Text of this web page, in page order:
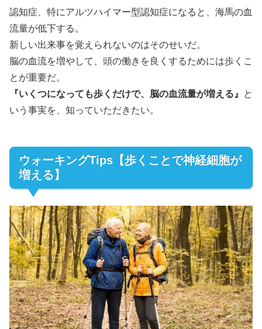
認知症、特にアルツハイマー型認知症になると、海馬の血
流量が低下する。
新しい出来事を覚えられないのはそのせいだ。
脳の血流を増やして、頭の働きを良くするためには歩くこ
とが重要だ。
『いくつになっても歩くだけで、脳の血流量が増える』
と
いう事実を、知っていただきたい。
ウォーキングTips【歩くことで神経細胞が
増える】